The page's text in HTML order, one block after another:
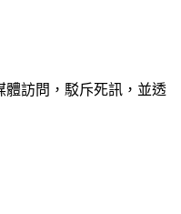
體訪問，駁斥死訊，並透